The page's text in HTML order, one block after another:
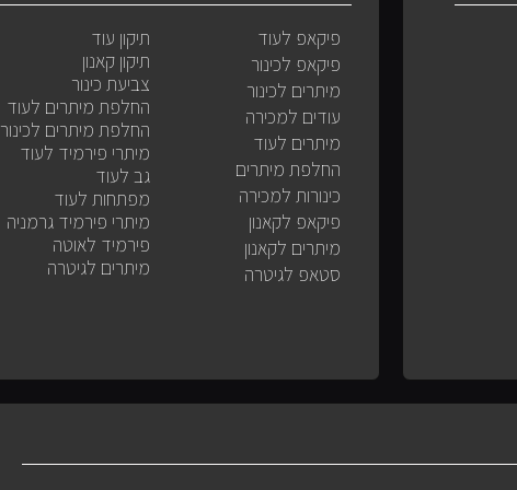
פיקאפ לעוד
פיקאפ לכינור
מיתרים לכינור
עודים למכירה
מיתרים לעוד
החלפת מיתרים
כינורות למכירה
פיקאפ לקאנון
מיתרים לקאנון
סטאפ לגיטרה
תיקון עוד
תיקון קאנון
צביעת כינור
החלפת מיתרים לעוד
החלפת מיתרים לכינור
מיתרי פירמיד לעוד
גב לעוד
מפתחות לעוד
מיתרי פירמיד גרמניה
פירמיד לאוטה
מיתרים לגיטרה